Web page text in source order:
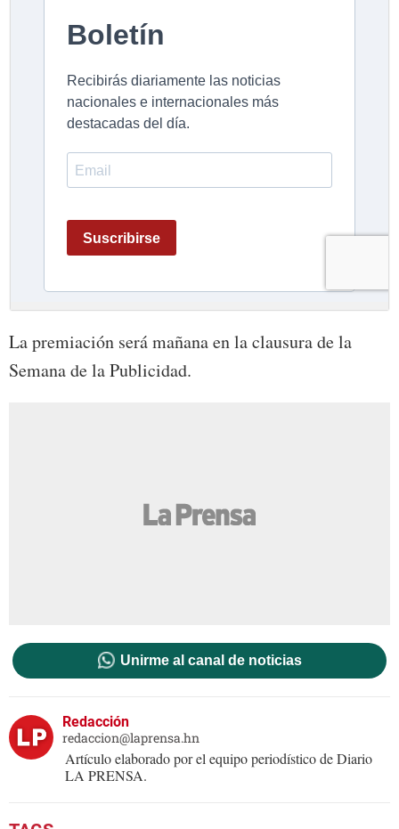
La premiación será mañana en la clausura de la
Semana de la Publicidad.
Unirme al canal de noticias
Redacción
redaccion@laprensa.hn
Artículo elaborado por el equipo periodístico de Diario
LA PRENSA.